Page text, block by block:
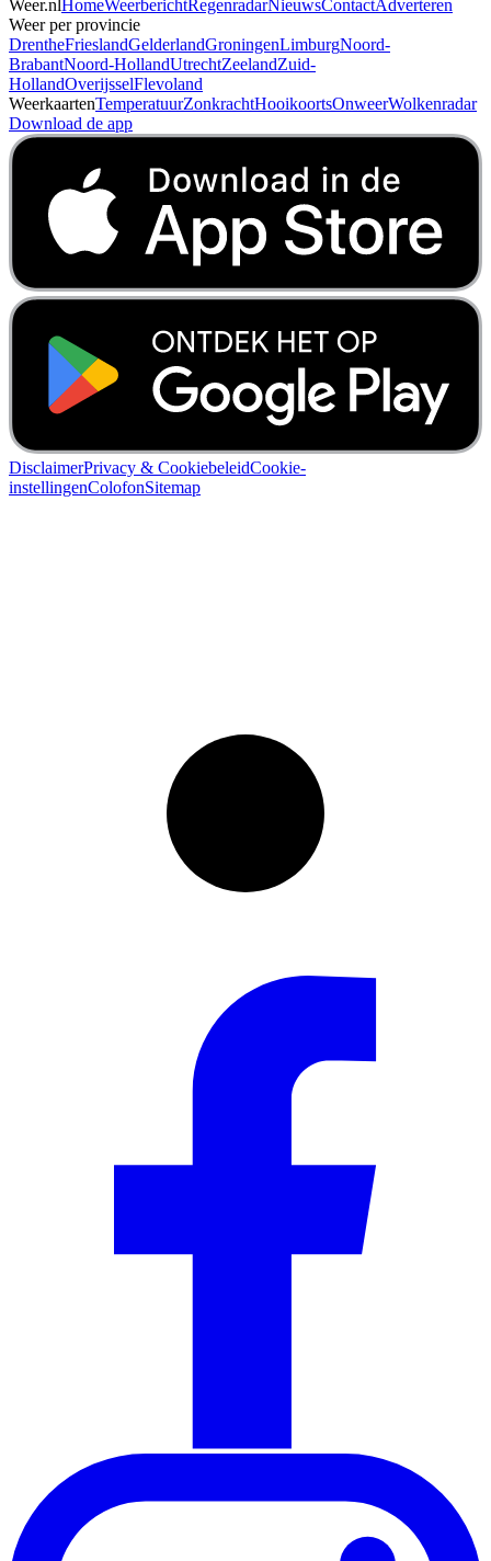
Weer.nlHomeWeerberichtRegenradarNieuwsContactAdverteren
Weer per provincie
DrentheFrieslandGelderlandGroningenLimburgNoord-
BrabantNoord-HollandUtrechtZeelandZuid-
HollandOverijsselFlevoland
WeerkaartenTemperatuurZonkrachtHooikoortsOnweerWolkenradar
Download de app
DisclaimerPrivacy & CookiebeleidCookie-
instellingenColofonSitemap